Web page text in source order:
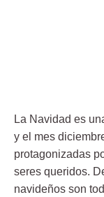
La Navidad es
y el mes
protagonizadas
seres queridos.
navideños son